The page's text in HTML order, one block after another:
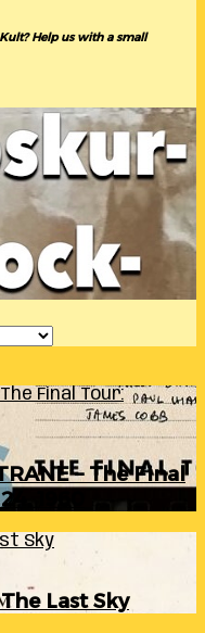
Help us with a small
The Final Tour:
– The Final
1960
Sky
Last Sky